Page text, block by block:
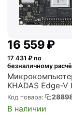
16 559₽
17 431 ₽ по
безналичному
KHADAS Edge-V
Rockchip
Hexa-Core,
Код товара:
В наличии